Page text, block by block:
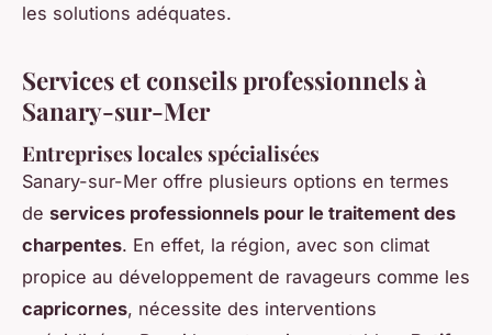
les solutions adéquates.
Services et conseils professionnels à
Sanary-sur-Mer
Entreprises locales spécialisées
Sanary-sur-Mer offre plusieurs options en termes
de services professionnels pour le traitement des
charpentes. En effet, la région, avec son climat
propice au développement de ravageurs comme les
capricornes, nécessite des interventions